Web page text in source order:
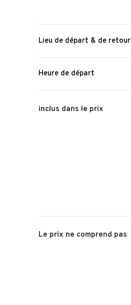
Lieu de départ & de retour
Heure de départ
inclus dans le prix
Le prix ne comprend pas